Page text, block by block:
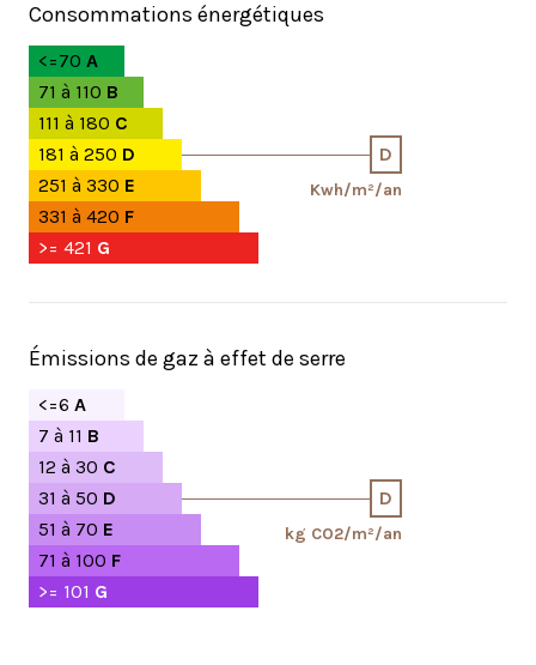
Consommations énergétiques
<=70 A
71 à 110 B
111 à 180 C
181 à 250 D D
Kwh/m²/an
251 à 330 E
331 à 420 F
>= 421 G
Émissions de gaz à effet de serre
<=6 A
7 à 11 B
12 à 30 C
31 à 50 D D
kg CO2/m²/an
51 à 70 E
71 à 100 F
>= 101 G